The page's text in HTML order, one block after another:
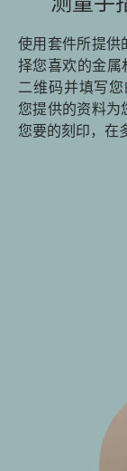
使用套件所提供
择您喜欢的金属
二维码并填写
您提供的资料为
您要的刻印，在